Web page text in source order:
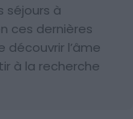
séjours à
ces dernières
découvrir l’âme
à la recherche